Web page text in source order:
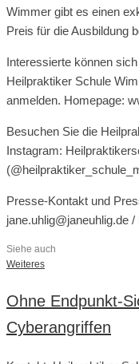
Wimmer gibt es einen
Preis für die Ausbildung
Interessierte können
Heilpraktiker Schule
anmelden. Homepage:
Besuchen Sie die
Instagram:
Presse-Kontakt und
jane.uhlig@janeuhlig.de
Siehe auch
Weiteres
Ohne Endpunkt-
Cyberangriffen